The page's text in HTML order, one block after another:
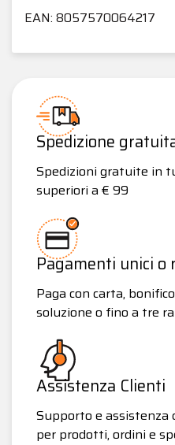
EAN: 8057570064217
Spedizione
Spedizioni gratuite in
superiori a € 99
Pagamenti unici o
Paga con carta,
soluzione o fino a tre
Assistenza Clienti
Supporto e
per prodotti, ordini e